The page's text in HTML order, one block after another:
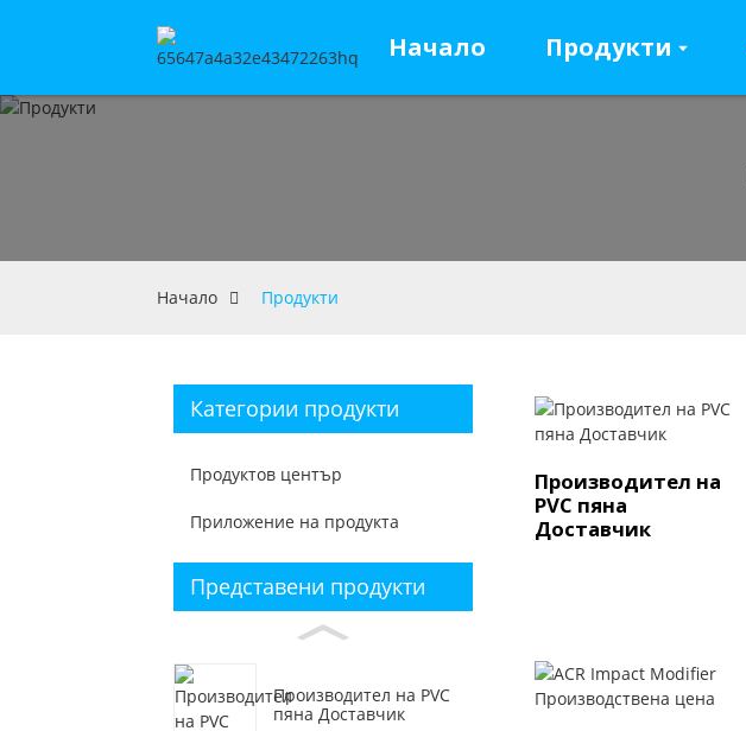
Начало Продукти
Начало Продукти
Категории продукти
Продуктов център
Приложение на продукта
Представени продукти
Производител на PVC
пяна Доставчик
Производител на
PVC пяна
Доставчик